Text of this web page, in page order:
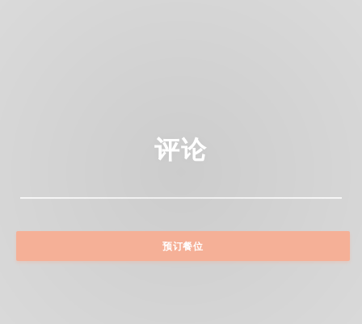
评论
预订餐位